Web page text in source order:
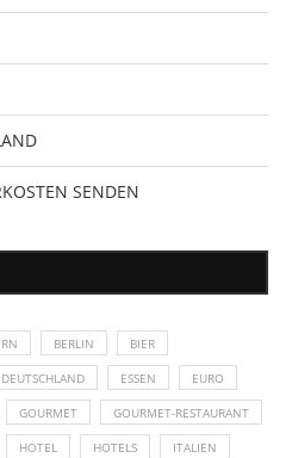
SENDEN
BERLIN BIER
DEUTSCHLAND ESSEN EURO
GOURMET GOURMET-RESTAURANT
HOTEL HOTELS ITALIEN